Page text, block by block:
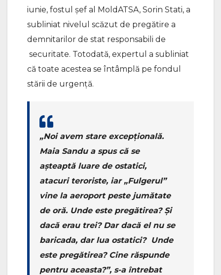
iunie, fostul șef al MoldATSA, Sorin Stati, a
subliniat nivelul scăzut de pregătire a
demnitarilor de stat responsabili de
securitate. Totodată, expertul a subliniat
că toate acestea se întâmplă pe fondul
stării de urgență.
„Noi avem stare excepțională.
Maia Sandu a spus că se
așteaptă luare de ostatici,
atacuri teroriste, iar „Fulgerul”
vine la aeroport peste jumătate
de oră. Unde este pregătirea? Și
dacă erau trei? Dar dacă el nu se
baricada, dar lua ostatici? Unde
este pregătirea? Cine răspunde
pentru aceasta?”, s-a întrebat